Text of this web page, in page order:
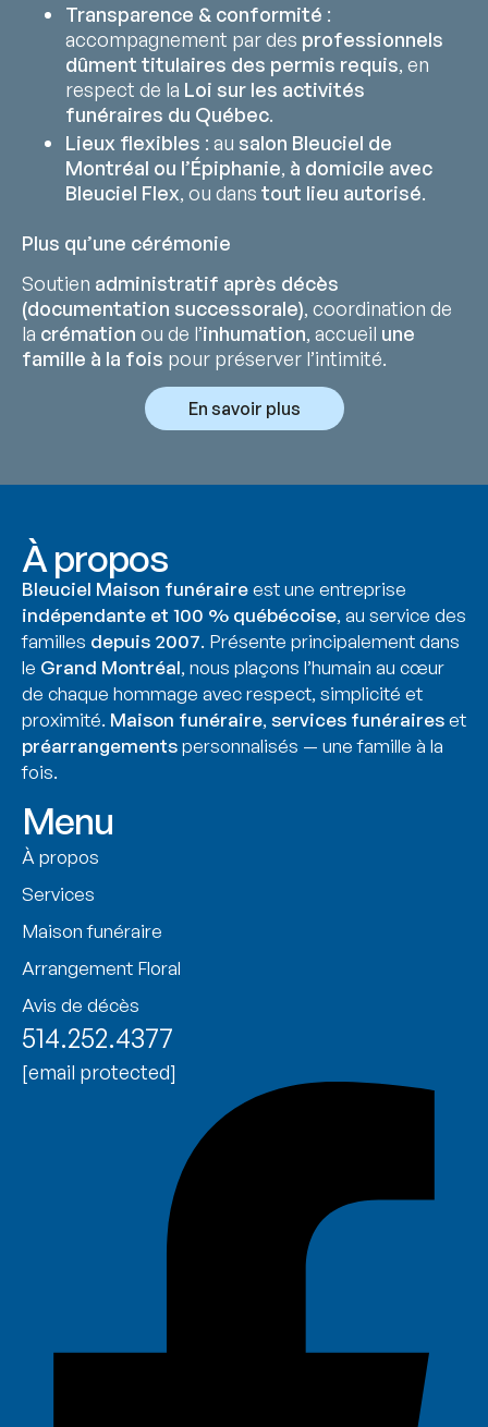
Transparence & conformité :
accompagnement par des professionnels
dûment titulaires des permis requis, en
respect de la Loi sur les activités
funéraires du Québec.
Lieux flexibles : au salon Bleuciel de
Montréal ou l’Épiphanie, à domicile avec
Bleuciel Flex, ou dans tout lieu autorisé.
Plus qu’une cérémonie
Soutien administratif après décès
(documentation successorale), coordination de
la crémation ou de l’inhumation, accueil une
famille à la fois pour préserver l’intimité.
En savoir plus
À propos
Bleuciel Maison funéraireest une entreprise
indépendante et 100 % québécoise, au service des
familles depuis 2007. Présente principalement dans
le Grand Montréal, nous plaçons l’humain au cœur
de chaque hommage avec respect, simplicité et
proximité. Maison funéraire,services funéraireset
préarrangementspersonnalisés — une famille à la
fois.
Menu
À propos
Services
Maison funéraire
Arrangement Floral
Avis de décès
514.252.4377
[email protected]